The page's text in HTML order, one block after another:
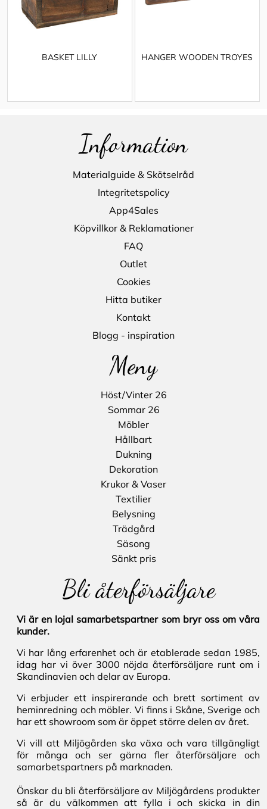
BASKET LILLY HANGER WOODEN TROYES
Information
Materialguide & Skötselråd
Integritetspolicy
App4Sales
Köpvillkor & Reklamationer
FAQ
Outlet
Cookies
Hitta butiker
Kontakt
Blogg - inspiration
Meny
Höst/Vinter 26
Sommar 26
Möbler
Hållbart
Dukning
Dekoration
Krukor & Vaser
Textilier
Belysning
Trädgård
Säsong
Sänkt pris
Bli återförsäljare
Vi är en lojal samarbetspartner som bryr oss om våra
kunder.
Vi har lång erfarenhet och är etablerade sedan 1985,
idag har vi över 3000 nöjda återförsäljare runt om i
Skandinavien och delar av Europa.
Vi erbjuder ett inspirerande och brett sortiment av
heminredning och möbler. Vi finns i Skåne, Sverige och
har ett showroom som är öppet större delen av året.
Vi vill att Miljögården ska växa och vara tillgängligt
för många och ser gärna fler återförsäljare och
samarbetspartners på marknaden.
Önskar du bli återförsäljare av Miljögårdens produkter
så är du välkommen att fylla i och skicka in din